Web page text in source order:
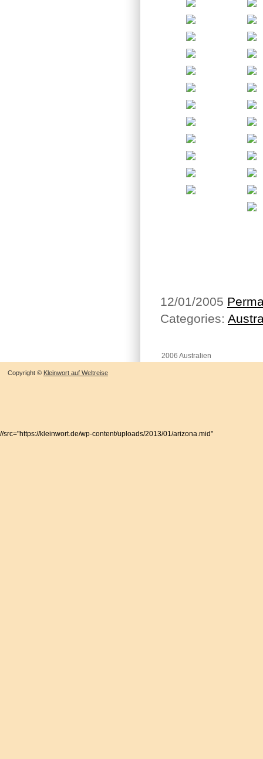
12/01/2005
Categories:
2006 Australien
Copyright © Kleinwort auf Weltreise
//src="https://kleinwort.de/wp-content/uploads/2013/01/arizona.mid"